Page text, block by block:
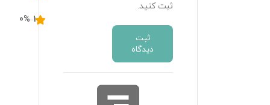
ثبت کنید.
ثبت
دیدگاه
1
0%